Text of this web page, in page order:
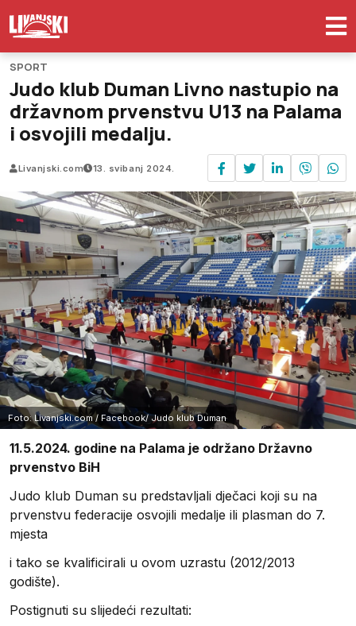
SPORT
Judo klub Duman Livno nastupio na
državnom prvenstvu U13 na Palama
i osvojili medalju.
Livanjski.com 13. svibanj 2024.
Foto: Livanjski.com / Facebook/ Judo klub Duman
11.5.2024. godine na Palama je održano Državno
prvenstvo BiH
Judo klub Duman su predstavljali dječaci koji su na
prvenstvu federacije osvojili medalje ili plasman do 7.
mjesta
i tako se kvalificirali u ovom uzrastu (2012/2013
godište).
Postignuti su slijedeći rezultati: